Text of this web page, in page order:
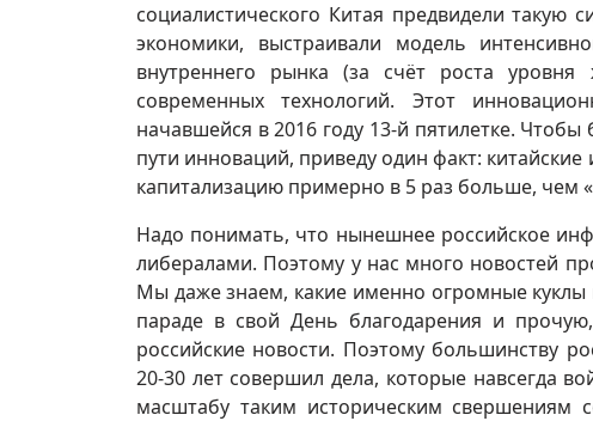
социалистического Китая предвидели такую
экономики, выстраивали модель
внутреннего рынка (за счёт роста
современных технологий. Этот
начавшейся в 2016 году 13-й пятилетке.
пути инноваций, приведу один факт:
капитализацию примерно в 5 раз больше, чем
Надо понимать, что нынешнее российское
либералами. Поэтому у нас много новостей
Мы даже знаем, какие именно огромные
параде в свой День благодарения и
российские новости. Поэтому большинству
20-30 лет совершил дела, которые навсегда
масштабу таким историческим свершениям